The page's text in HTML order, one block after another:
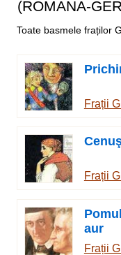
(ROMÂNĂ-
Toate basmele fraților
Frații
Frații
aur
Frații